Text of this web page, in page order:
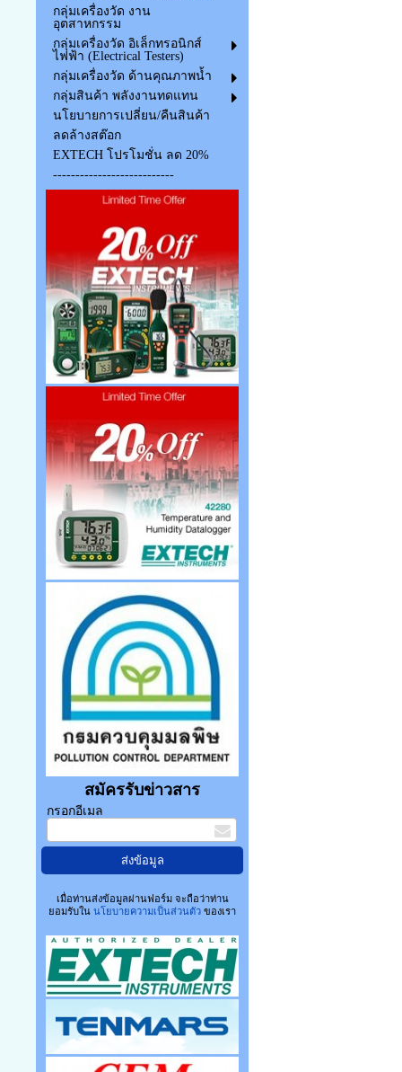
กลุ่มเครื่องวัด งาน
อุตสาหกรรม
กลุ่มเครื่องวัด อิเล็กทรอนิกส์
ไฟฟ้า (Electrical Testers)
กลุ่มเครื่องวัด ด้านคุณภาพน้ำ
กลุ่มสินค้า พลังงานทดแทน
นโยบายการเปลี่ยน/คืนสินค้า
ลดล้างสต๊อก
EXTECH โปรโมชั่น ลด 20%
---------------------------
สมัครรับข่าวสาร
กรอกอีเมล
เมื่อท่านส่งข้อมูลผ่านฟอร์ม จะถือว่าท่าน
ยอมรับใน นโยบายความเป็นส่วนตัวของเรา